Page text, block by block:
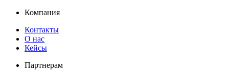
Компания
Контакты
О нас
Кейсы
Партнерам